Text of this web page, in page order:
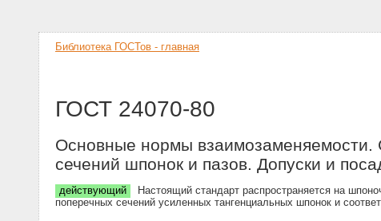
Библиотека ГОСТов - главная
ГОСТ 24070-80
Основные нормы
сечений шпонок и пазов. Допуски и
действующий
Настоящий стандарт распространяется на
поперечных сечений усиленных тангенциальных шпонок и